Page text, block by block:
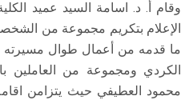
وقام أ. د. اسامة السيد عميد
الإعلام بتكريم مجموعة من
ما قدمه من أعمال طوال مسيرته
الكردي ومجموعة من العاملين
محمود العطيفي حيث يتزامن